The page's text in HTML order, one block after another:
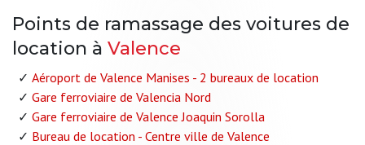
Points de ramassage des voitures de
location à Valence
Aéroport de Valence Manises - 2 bureaux de location
Gare ferroviaire de Valencia Nord
Gare ferroviaire de Valence Joaquin Sorolla
Bureau de location - Centre ville de Valence